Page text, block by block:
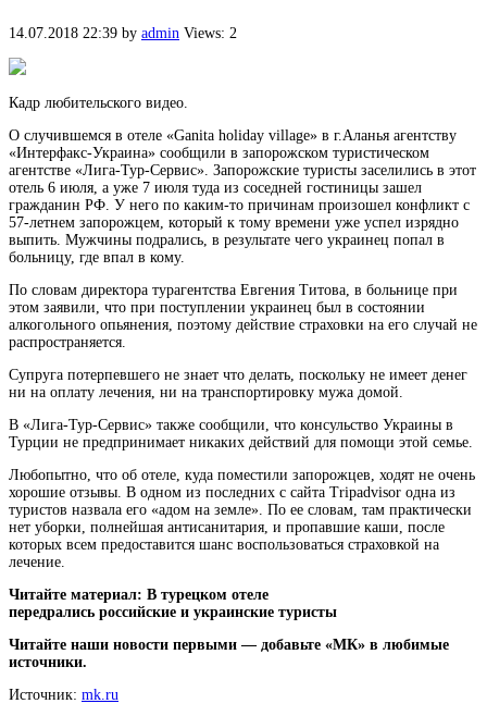
14.07.2018 22:39 by admin Views: 2
Кадр любительского видео.
О случившемся в отеле «Ganita holiday village» в г.Аланья агентству
«Интерфакс-Украина» сообщили в запорожском туристическом
агентстве «Лига-Тур-Сервис». Запорожские туристы заселились в этот
отель 6 июля, а уже 7 июля туда из соседней гостиницы зашел
гражданин РФ. У него по каким-то причинам произошел конфликт с
57-летнем запорожцем, который к тому времени уже успел изрядно
выпить. Мужчины подрались, в результате чего украинец попал в
больницу, где впал в кому.
По словам директора турагентства Евгения Титова, в больнице при
этом заявили, что при поступлении украинец был в состоянии
алкогольного опьянения, поэтому действие страховки на его случай не
распространяется.
Супруга потерпевшего не знает что делать, поскольку не имеет денег
ни на оплату лечения, ни на транспортировку мужа домой.
В «Лига-Тур-Сервис» также сообщили, что консульство Украины в
Турции не предпринимает никаких действий для помощи этой семье.
Любопытно, что об отеле, куда поместили запорожцев, ходят не очень
хорошие отзывы. В одном из последних с сайта Tripadvisor одна из
туристов назвала его «адом на земле». По ее словам, там практически
нет уборки, полнейшая антисанитария, и пропавшие каши, после
которых всем предоставится шанс воспользоваться страховкой на
лечение.
Читайте материал: В турецком отеле
передрались российские и украинские туристы
Читайте наши новости первыми — добавьте «МК» в любимые
источники.
Источник: mk.ru